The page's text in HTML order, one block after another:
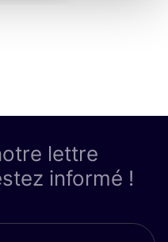
lettre
informé !